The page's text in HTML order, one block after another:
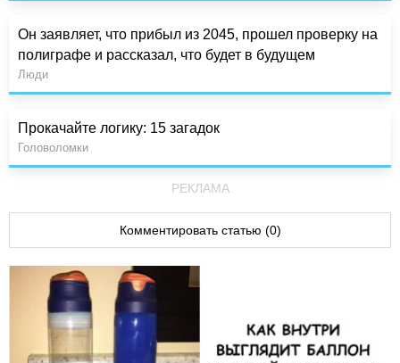
Он заявляет, что прибыл из 2045, прошел проверку на
полиграфе и рассказал, что будет в будущем
Люди
Прокачайте логику: 15 загадок
Головоломки
РЕКЛАМА
Комментировать статью (0)